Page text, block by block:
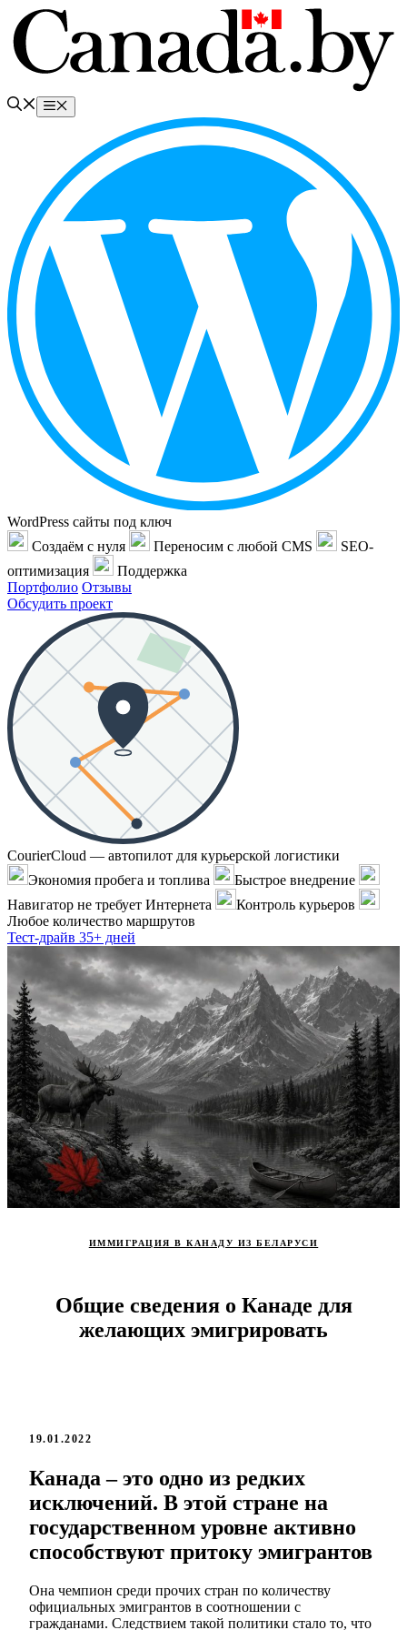
Перейти
содержимому
Меню
WordPress сайты под ключ
Создаём с нуля
Переносим с любой CMS
SEO-
оптимизация
Поддержка
Портфолио Отзывы
Обсудить проект
CourierCloud — автопилот для курьерской логистики
Экономия пробега и топлива
Быстрое внедрение
Навигатор не требует Интернета
Контроль курьеров
Любое количество маршрутов
Тест-драйв 35+ дней
ИММИГРАЦИЯ В КАНАДУ ИЗ БЕЛАРУСИ
Общие сведения о Канаде для
желающих эмигрировать
19.01.2022
Канада – это одно из редких
исключений. В этой стране на
государственном уровне активно
способствуют притоку эмигрантов
Она чемпион среди прочих стран по количеству
официальных эмигрантов в соотношении с
гражданами. Следствием такой политики стало то, что